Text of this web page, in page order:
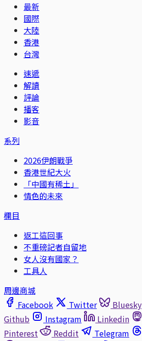
最新
國際
大陸
香港
台灣
速遞
解讀
評論
播客
影音
系列
2026伊朗戰爭
香港世紀大火
「中國有稀土」
情色的未來
欄目
返工這回事
不重磅記者自留地
女人沒有國家？
工具人
周邊商城
Facebook
Twitter Bluesky
Github
Instagram Linkedin
Pinterest
Reddit Telegram